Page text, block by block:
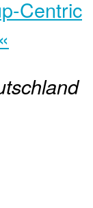
Centric